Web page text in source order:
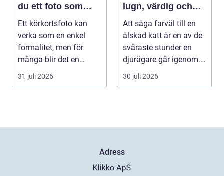
du ett foto som
alltid blir godkänt
Ett körkortsfoto kan
verka som en enkel
formalitet, men för
många blir det en
oväntad källa till str...
31 juli 2026
lugn, värdig och
trygg
Att säga farväl till en
älskad katt är en av de
svåraste stunder en
djurägare går igenom.
Beslutet o...
30 juli 2026
Adress